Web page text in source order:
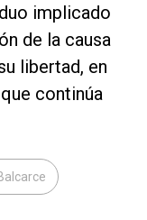
implicado
de la causa
libertad, en
continúa